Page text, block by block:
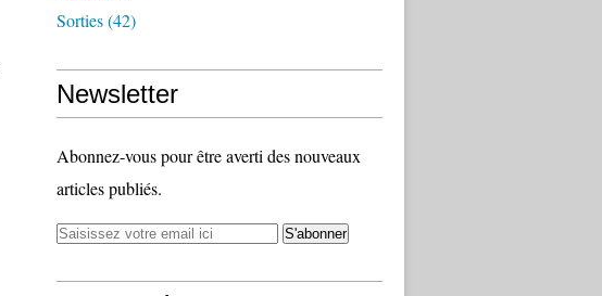
Sorties(42)
Newsletter
Abonnez-vous pour être averti des nouveaux
articles publiés.